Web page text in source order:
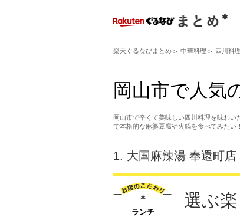
楽天ぐるなびまとめ 中華料理 四川料理
岡山市で人気
岡山市で辛くて美味しい四川料理を味わ
で本格的な麻婆豆腐や火鍋を食べてみたい
1. 大国麻辣湯 奉還町店
ランチ
選ぶ